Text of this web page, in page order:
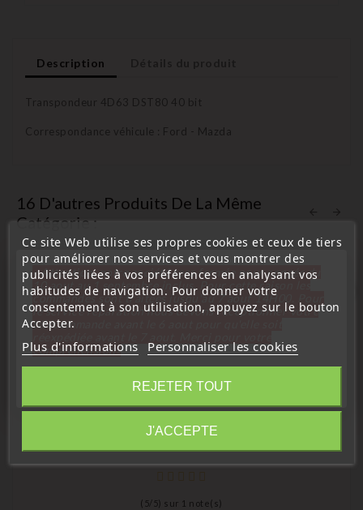
Description
Transpondeur 4D63 DST80 40 bit
Correspondance véhicule : Ford - Mazda
16 D'autres Produits De La Même
Catégorie :
( 5/ 5) sur 1 note(s)
Ce site Web utilise ses propres cookies et ceux de tiers
pour améliorer nos services et vous montrer des
publicités liées à vos préférences en analysant vos
habitudes de navigation. Pour donner votre
consentement à son utilisation, appuyez sur le bouton
Accepter.
Plus d'informations Personnaliser les cookies
REJETER TOUT
J'ACCEPTE
« Attention, notre société sera fermée pour congés du
10 aout au 1 septembre inclus. Pour cette raison les
commandes sont traitées jusqu'au 7 aout 14H00. Pour
le service réparation nous devons réceptionner votre
télécommande avant le 6 aout pour qu'elle soit
compréhension»
Fermer
Information